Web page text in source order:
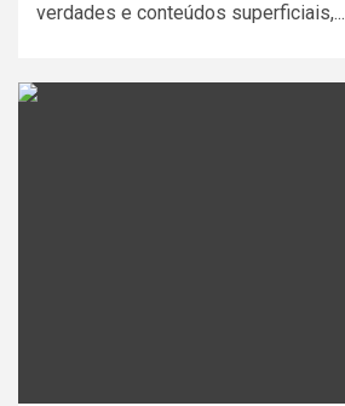
verdades e conteúdos superficiais,...